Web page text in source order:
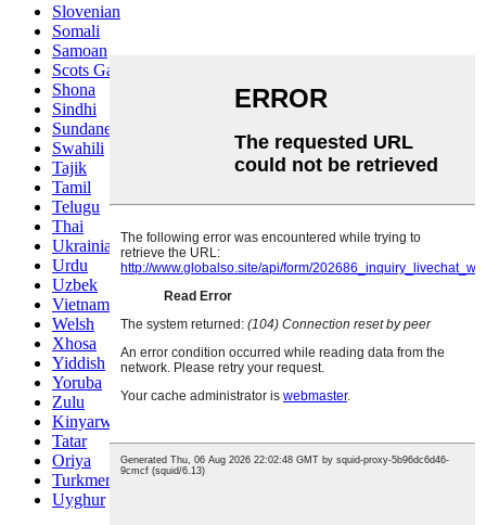
Slovenian
Somali
Samoan
Scots Gaelic
Shona
Sindhi
Sundanese
Swahili
Tajik
Tamil
Telugu
Thai
Ukrainian
Urdu
Uzbek
Vietnamese
Welsh
Xhosa
Yiddish
Yoruba
Zulu
Kinyarwanda
Tatar
Oriya
Turkmen
Uyghur